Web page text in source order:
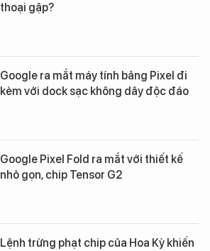
thoại gập?
Google ra mắt máy tính bảng Pixel đi
kèm với dock sạc không dây độc đáo
Google Pixel Fold ra mắt với thiết kế
nhỏ gọn, chip Tensor G2
Lệnh trừng phạt chip của Hoa Kỳ khiến